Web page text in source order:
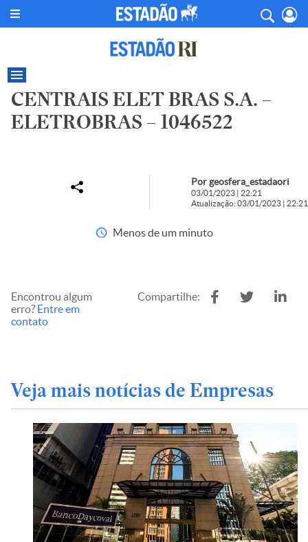
CENTRAIS ELET BRAS S.A. –
ELETROBRAS – 1046522
Por geosfera_estadaori
03/01/2023 | 22:21
Atualização: 03/01/2023 | 22:21
Menos de um minuto
Encontrou algum
erro? Entre em
contato
Compartilhe:
Veja mais notícias de Empresas